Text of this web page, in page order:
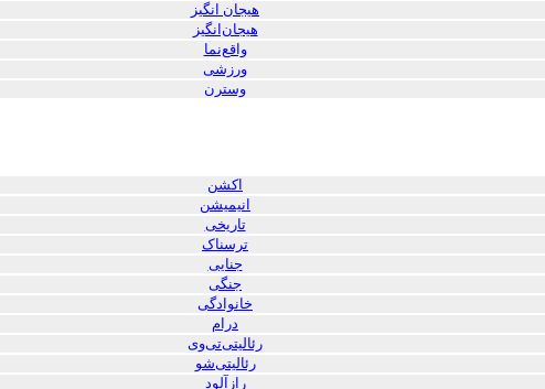
هیجان انگیز
هیجان‌انگیز
واقع‌نما
ورزشی
وسترن
اکشن
انیمیشن
تاریخی
ترسناک
جنایی
جنگی
خانوادگی
درام
رئالیتی‌تی‌وی
رئالیتی‌شو
رازآلود